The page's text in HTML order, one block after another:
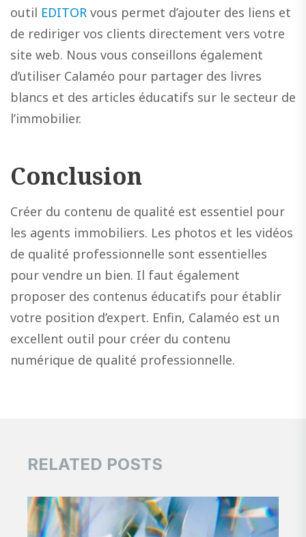
outil EDITOR vous permet d’ajouter des liens et
de rediriger vos clients directement vers votre
site web. Nous vous conseillons également
d’utiliser Calaméo pour partager des livres
blancs et des articles éducatifs sur le secteur de
l’immobilier.
Conclusion
Créer du contenu de qualité est essentiel pour
les agents immobiliers. Les photos et les vidéos
de qualité professionnelle sont essentielles
pour vendre un bien. Il faut également
proposer des contenus éducatifs pour établir
votre position d’expert. Enfin, Calaméo est un
excellent outil pour créer du contenu
numérique de qualité professionnelle.
RELATED POSTS